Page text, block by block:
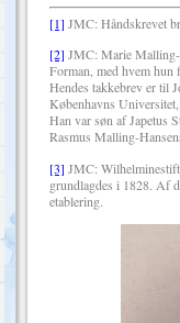
[1] JMC: Håndskrevet
[2] JMC: Marie Malling-
Forman, med hvem hun
Hendes takkebrev er til
Københavns
Han var søn af Japetus
Rasmus Malling-
[3] JMC:
grundlagdes i 1828. Af
etablering.